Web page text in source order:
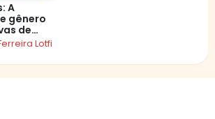
A
gênero
de
Lotfi